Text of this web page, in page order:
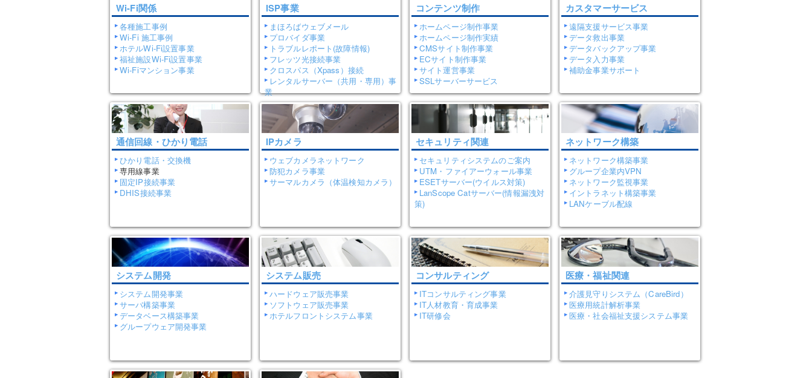
Wi-Fi関係
各種施工事例
Wi-Fi 施工事例
ホテルWi-Fi設置事業
福祉施設Wi-Fi設置事業
Wi-Fiマンション事業
ISP事業
まほろばウェブメール
プロバイダ事業
トラブルレポート(故障情報)
フレッツ光接続事業
クロスパス（Xpass）接続
レンタルサーバー（共用・専用）事
業
コンテンツ制作
ホームページ制作事業
ホームページ制作実績
CMSサイト制作事業
ECサイト制作事業
サイト運営事業
SSLサーバーサービス
カスタマーサービス
遠隔支援サービス事業
データ救出事業
データバックアップ事業
データ入力事業
補助金事業サポート
通信回線・ひかり電話
ひかり電話・交換機
専用線事業
固定IP接続事業
DHIS接続事業
IPカメラ
ウェブカメラネットワーク
防犯カメラ事業
サーマルカメラ（体温検知カメラ）
セキュリティ関連
セキュリティシステムのご案内
UTM・ファイアーウォール事業
ESETサーバー(ウイルス対策)
LanScope Catサーバー(情報漏洩対
策)
ネットワーク構築
ネットワーク構築事業
グループ企業内VPN
ネットワーク監視事業
イントラネット構築事業
LANケーブル配線
システム開発
システム開発事業
サーバ構築事業
データベース構築事業
グループウェア開発事業
システム販売
ハードウェア販売事業
ソフトウェア販売事業
ホテルフロントシステム事業
コンサルティング
ITコンサルティング事業
IT人材教育・育成事業
IT研修会
医療・福祉関連
介護見守りシステム（CareBird）
医療用統計解析事業
医療・社会福祉支援システム事業